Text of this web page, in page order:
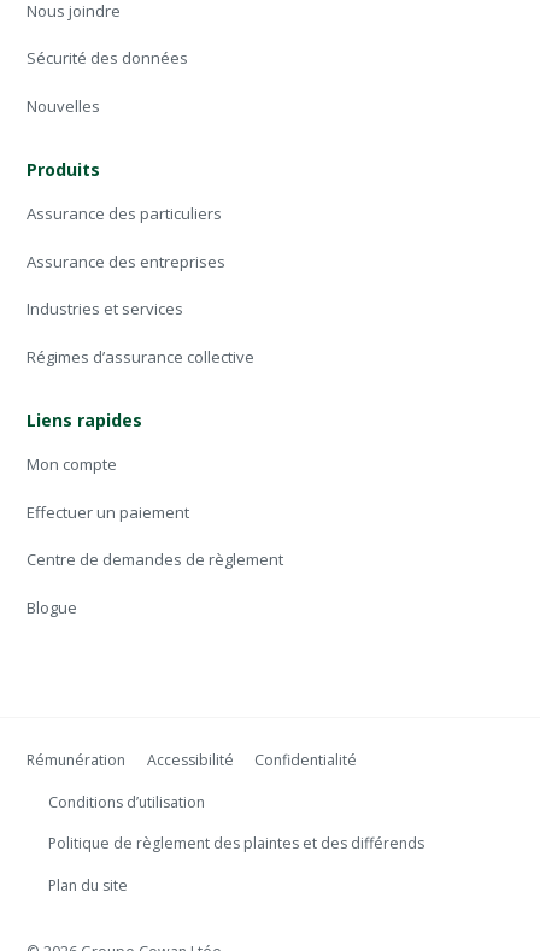
Nous joindre
Sécurité des données
Nouvelles
Produits
Assurance des particuliers
Assurance des entreprises
Industries et services
Régimes d’assurance collective
Liens rapides
Mon compte
Effectuer un paiement
Centre de demandes de règlement
Blogue
Rémunération Accessibilité Confidentialité
Conditions d’utilisation
Politique de règlement des plaintes et des différends
Plan du site